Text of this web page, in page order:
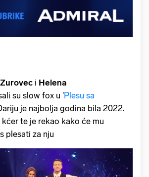
i Helena
su slow fox u 'Plesu sa
je najbolja godina bila 2022.
te je rekao kako će mu
plesati za nju